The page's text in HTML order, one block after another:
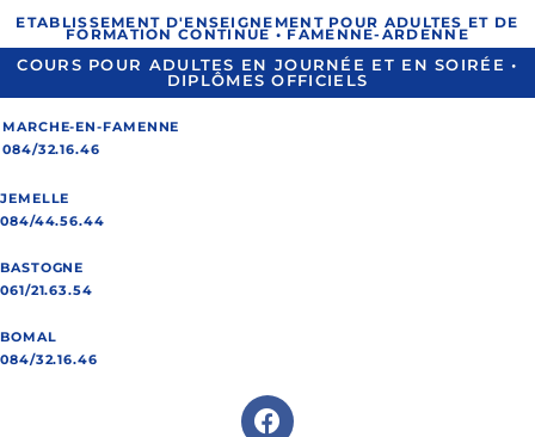
ETABLISSEMENT D'ENSEIGNEMENT POUR ADULTES ET DE
FORMATION CONTINUE • FAMENNE-ARDENNE
COURS POUR ADULTES EN JOURNÉE ET EN SOIRÉE •
DIPLÔMES OFFICIELS
MARCHE-EN-FAMENNE
084/32.16.46
JEMELLE
084/44.56.44
BASTOGNE
061/21.63.54
BOMAL
084/32.16.46